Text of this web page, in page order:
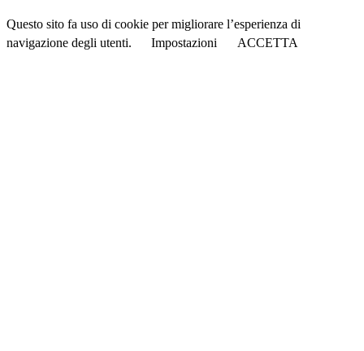
Questo sito fa uso di cookie per migliorare l’esperienza di
navigazione degli utenti.
Impostazioni ACCETTA